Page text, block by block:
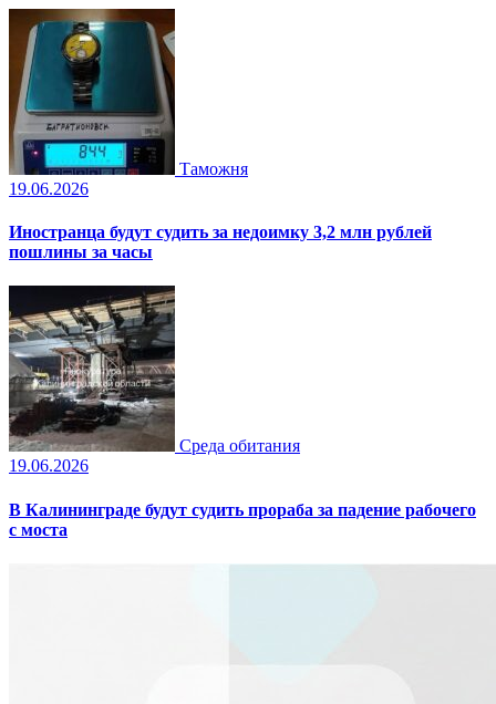
Таможня
19.06.2026
Иностранца будут судить за недоимку 3,2 млн рублей
пошлины за часы
Среда обитания
19.06.2026
В Калининграде будут судить прораба за падение рабочего
с моста